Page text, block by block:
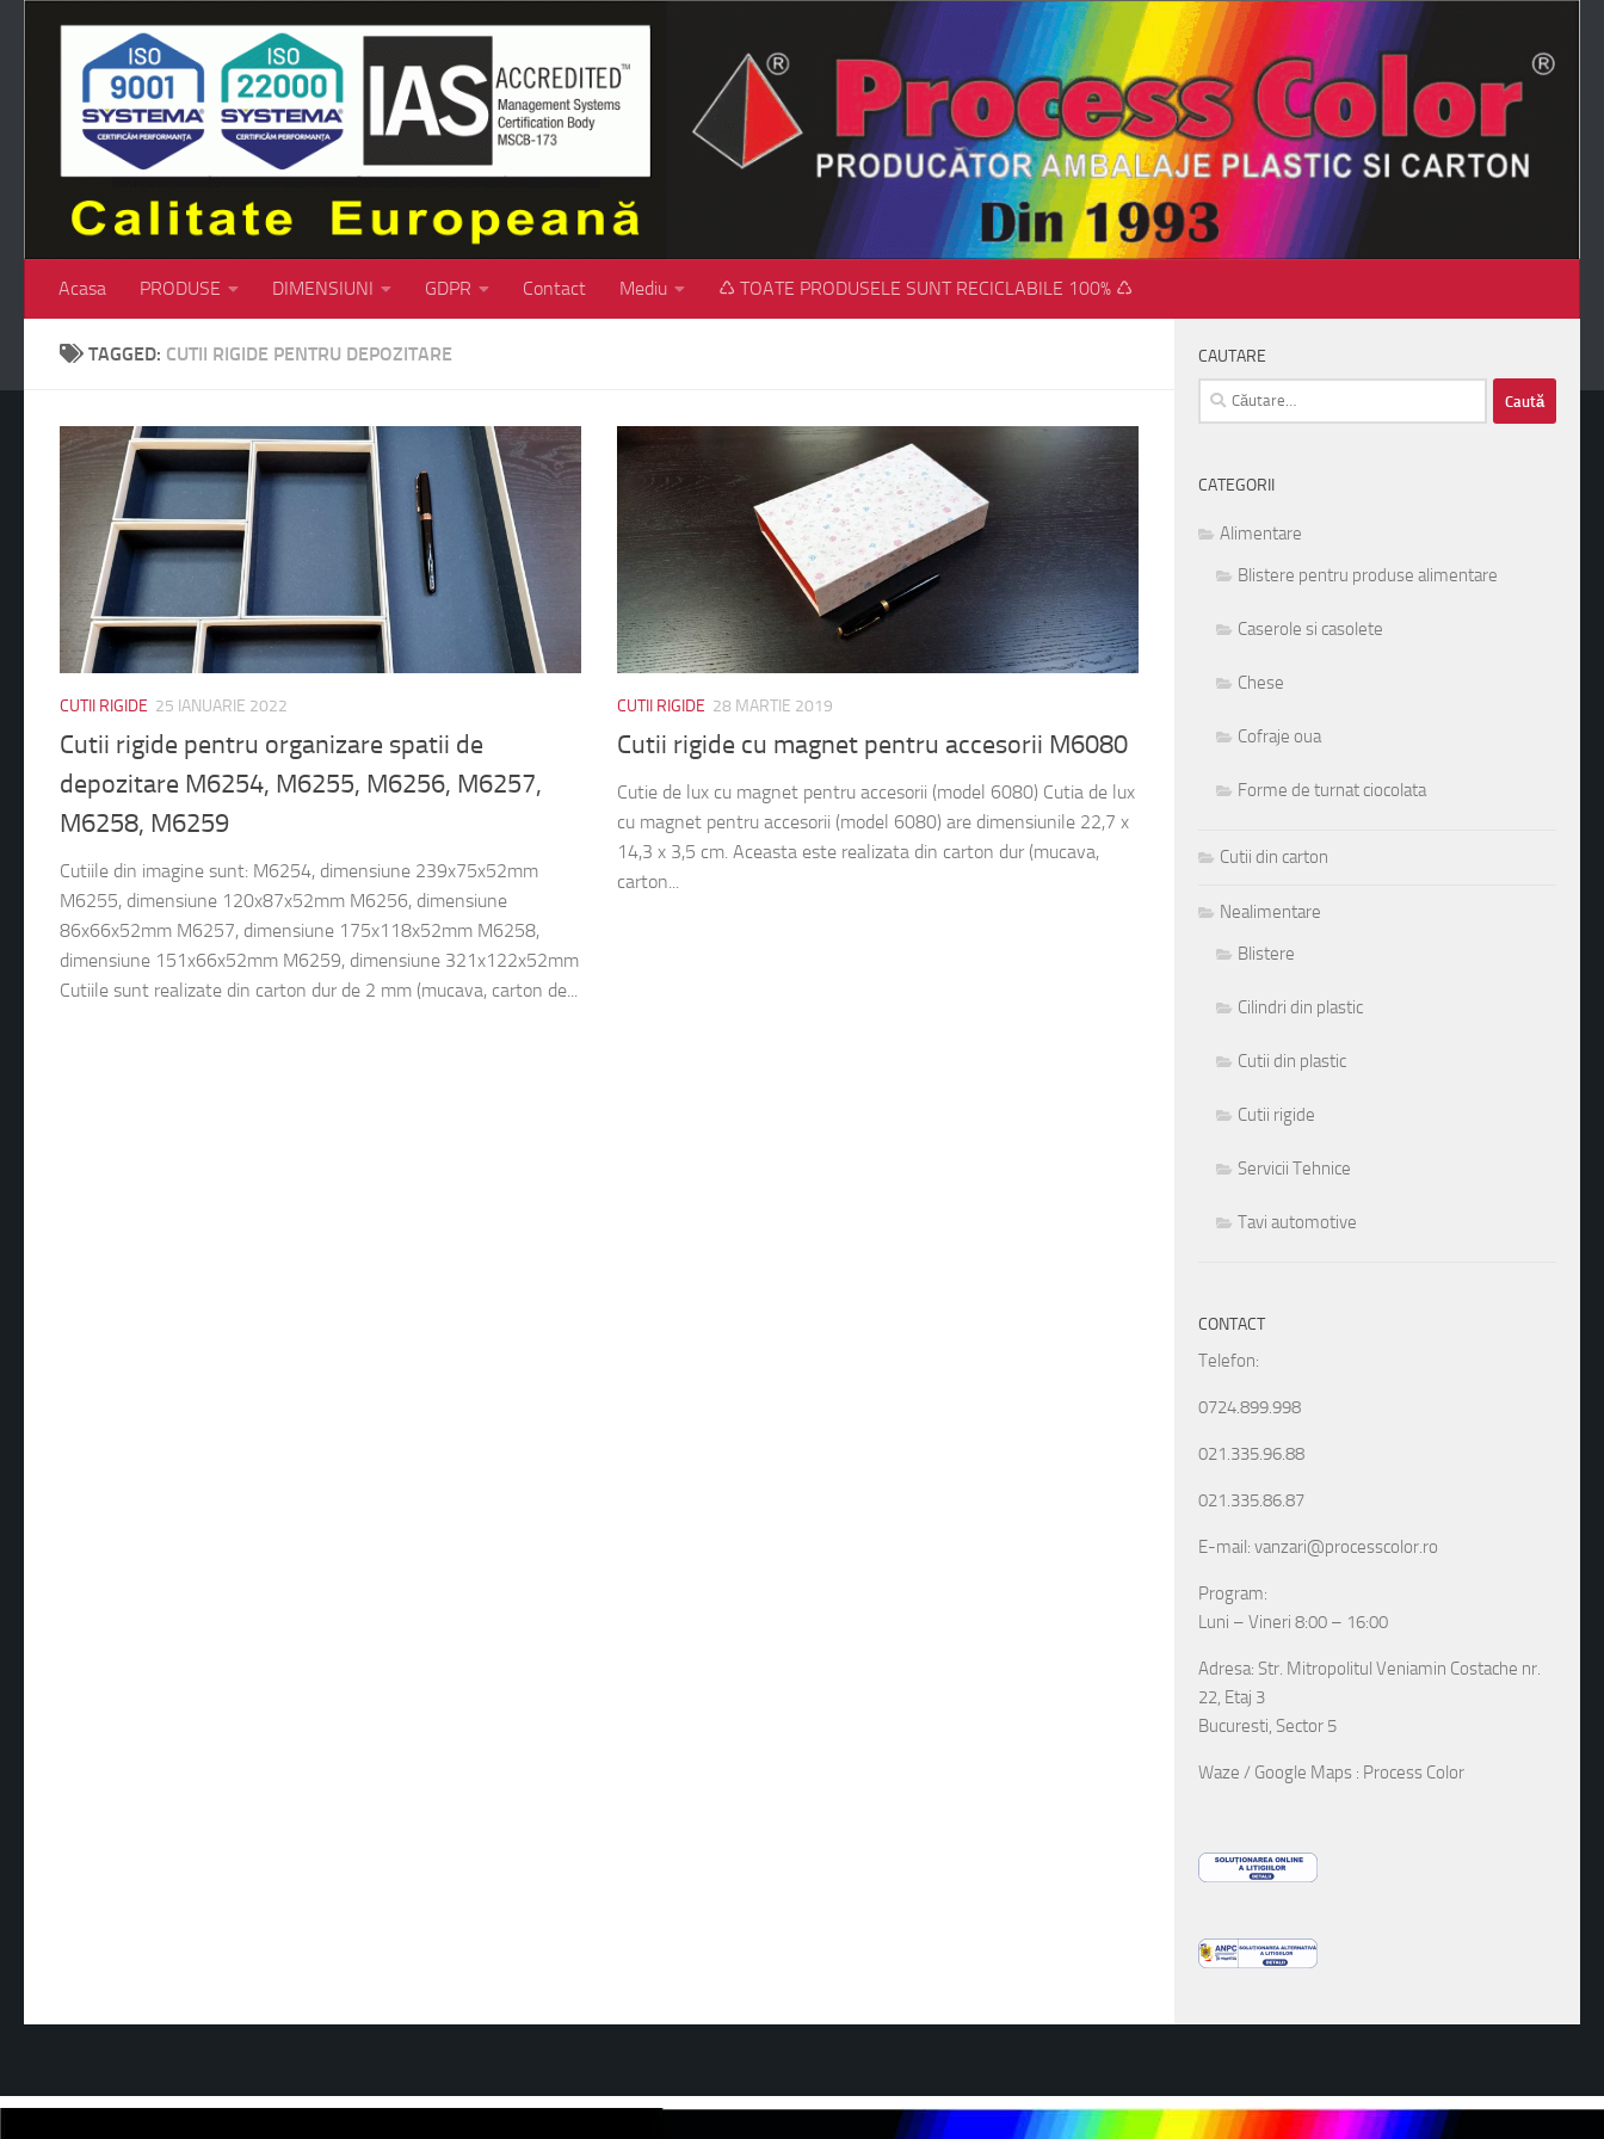
Skip to content
Acasa PRODUSE DIMENSIUNI GDPR Contact Mediu ♺ TOATE PRODUSELE SUNT RECICLABILE 100% ♺
TAGGED: CUTII RIGIDE PENTRU DEPOZITARE
CUTII RIGIDE 25 IANUARIE 2022
Cutii rigide pentru organizare spatii de
depozitare M6254, M6255, M6256, M6257,
M6258, M6259
Cutiile din imagine sunt: M6254, dimensiune 239x75x52mm
M6255, dimensiune 120x87x52mm M6256, dimensiune
86x66x52mm M6257, dimensiune 175x118x52mm M6258,
dimensiune 151x66x52mm M6259, dimensiune 321x122x52mm
Cutiile sunt realizate din carton dur de 2 mm (mucava, carton de...
CUTII RIGIDE 28 MARTIE 2019
Cutii rigide cu magnet pentru accesorii M6080
Cutie de lux cu magnet pentru accesorii (model 6080) Cutia de lux
cu magnet pentru accesorii (model 6080) are dimensiunile 22,7 x
14,3 x 3,5 cm. Aceasta este realizata din carton dur (mucava,
carton...
CAUTARE
Caută
după:
CATEGORII
Alimentare
Blistere pentru produse alimentare
Caserole si casolete
Chese
Cofraje oua
Forme de turnat ciocolata
Cutii din carton
Nealimentare
Blistere
Cilindri din plastic
Cutii din plastic
Cutii rigide
Servicii Tehnice
Tavi automotive
CONTACT
Telefon:
0724.899.998
021.335.96.88
021.335.86.87
E-mail: vanzari@processcolor.ro
Program:
Luni – Vineri 8:00 – 16:00
Adresa: Str. Mitropolitul Veniamin Costache nr.
22, Etaj 3
Bucuresti, Sector 5
Waze / Google Maps : Process Color